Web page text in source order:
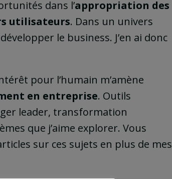
dans l’appropriation des
utilisateurs. Dans un univers
le business. J’en ai donc
pour l’humain m’amène
en entreprise. Outils
leader, transformation
que j’aime explorer. Vous
sur ces sujets en plus de mes